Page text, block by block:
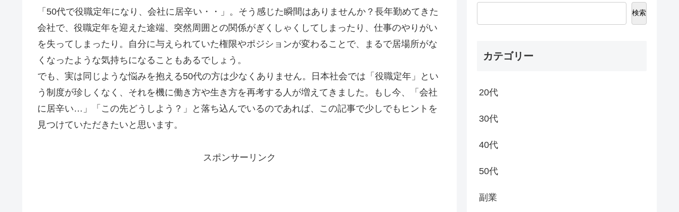
「50代で役職定年になり、会社に居辛い・・」。そう感じた瞬間はありませんか？長年勤めてきた
会社で、役職定年を迎えた途端、突然周囲との関係がぎくしゃくしてしまったり、仕事のやりがい
を失ってしまったり。自分に与えられていた権限やポジションが変わることで、まるで居場所がな
くなったような気持ちになることもあるでしょう。
でも、実は同じような悩みを抱える50代の方は少なくありません。日本社会では「役職定年」とい
う制度が珍しくなく、それを機に働き方や生き方を再考する人が増えてきました。もし今、「会社
に居辛い…」「この先どうしよう？」と落ち込んでいるのであれば、この記事で少しでもヒントを
見つけていただきたいと思います。
スポンサーリンク
検索
カテゴリー
20代
30代
40代
50代
副業